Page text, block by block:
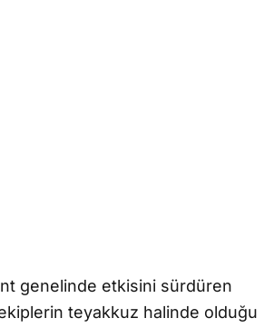
genelinde etkisini sürdüren
ekiplerin teyakkuz halinde olduğu